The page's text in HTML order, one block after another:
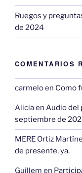
Ruegos y
de 2024
COMENTARIOS
carmeloen Como
Aliciaen Audio del
septiembre de
MERE Ortiz
de presente, ya.
Guillem en